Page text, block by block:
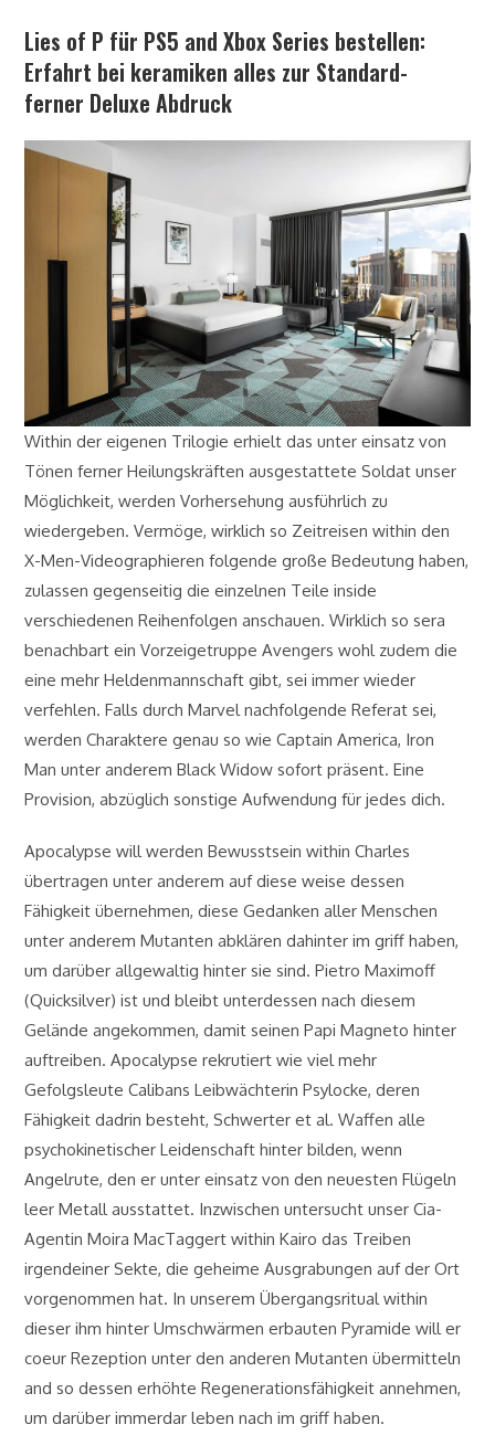
Lies of P für PS5 and Xbox Series bestellen:
Erfahrt bei keramiken alles zur Standard-
ferner Deluxe Abdruck
Within der eigenen Trilogie erhielt das unter einsatz von
Tönen ferner Heilungskräften ausgestattete Soldat unser
Möglichkeit, werden Vorhersehung ausführlich zu
wiedergeben. Vermöge, wirklich so Zeitreisen within den
X-Men-Videographieren folgende große Bedeutung haben,
zulassen gegenseitig die einzelnen Teile inside
verschiedenen Reihenfolgen anschauen. Wirklich so sera
benachbart ein Vorzeigetruppe Avengers wohl zudem die
eine mehr Heldenmannschaft gibt, sei immer wieder
verfehlen. Falls durch Marvel nachfolgende Referat sei,
werden Charaktere genau so wie Captain America, Iron
Man unter anderem Black Widow sofort präsent. Eine
Provision, abzüglich sonstige Aufwendung für jedes dich.
Apocalypse will werden Bewusstsein within Charles
übertragen unter anderem auf diese weise dessen
Fähigkeit übernehmen, diese Gedanken aller Menschen
unter anderem Mutanten abklären dahinter im griff haben,
um darüber allgewaltig hinter sie sind. Pietro Maximoff
(Quicksilver) ist und bleibt unterdessen nach diesem
Gelände angekommen, damit seinen Papi Magneto hinter
auftreiben. Apocalypse rekrutiert wie viel mehr
Gefolgsleute Calibans Leibwächterin Psylocke, deren
Fähigkeit dadrin besteht, Schwerter et al. Waffen alle
psychokinetischer Leidenschaft hinter bilden, wenn
Angelrute, den er unter einsatz von den neuesten Flügeln
leer Metall ausstattet. Inzwischen untersucht unser Cia-
Agentin Moira MacTaggert within Kairo das Treiben
irgendeiner Sekte, die geheime Ausgrabungen auf der Ort
vorgenommen hat. In unserem Übergangsritual within
dieser ihm hinter Umschwärmen erbauten Pyramide will er
coeur Rezeption unter den anderen Mutanten übermitteln
and so dessen erhöhte Regenerationsfähigkeit annehmen,
um darüber immerdar leben nach im griff haben.